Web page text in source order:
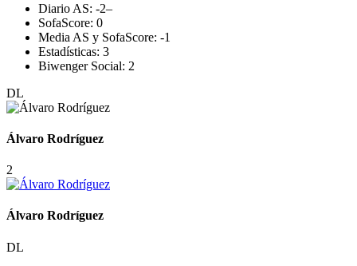
Diario AS: -2–
SofaScore: 0
Media AS y SofaScore: -1
Estadísticas: 3
Biwenger Social: 2
DL
Álvaro Rodríguez
2
Álvaro Rodríguez
DL